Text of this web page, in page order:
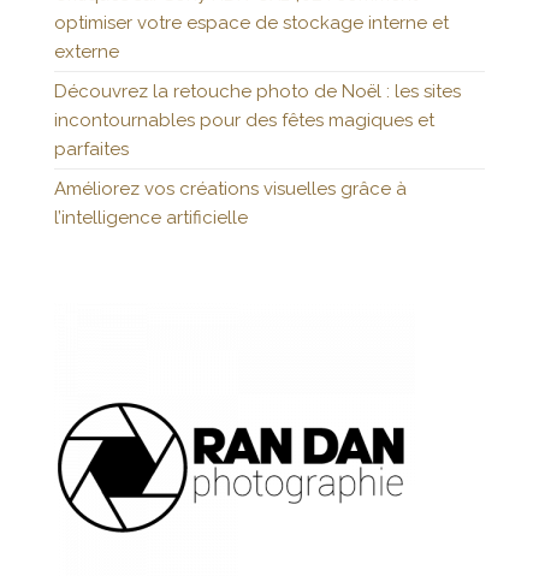
optimiser votre espace de stockage interne et
externe
Découvrez la retouche photo de Noël : les sites
incontournables pour des fêtes magiques et
parfaites
Améliorez vos créations visuelles grâce à
l’intelligence artificielle